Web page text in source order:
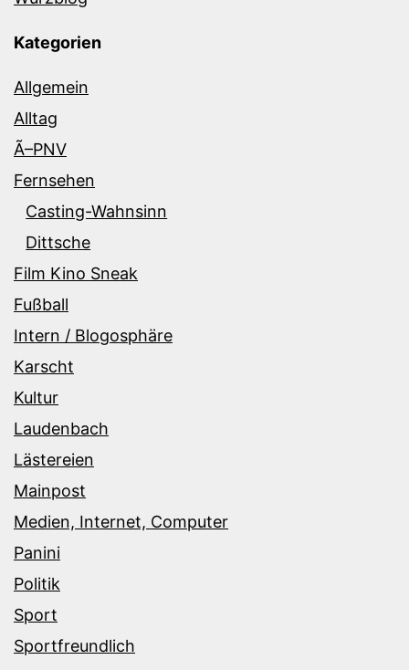
Kategorien
Allgemein
Alltag
Ã–PNV
Fernsehen
Casting-Wahnsinn
Dittsche
Film Kino Sneak
Fußball
Intern / Blogosphäre
Karscht
Kultur
Laudenbach
Lästereien
Mainpost
Medien, Internet, Computer
Panini
Politik
Sport
Sportfreundlich